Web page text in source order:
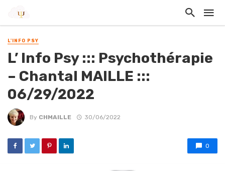
L'INFO PSY
L’ Info Psy ::: Psychothérapie
– Chantal MAILLE :::
06/29/2022
By CHMAILLE 30/06/2022
0